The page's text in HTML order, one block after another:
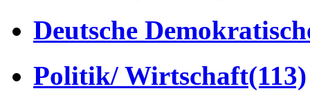
Deutsche
Politik/ Wirtschaft(113)